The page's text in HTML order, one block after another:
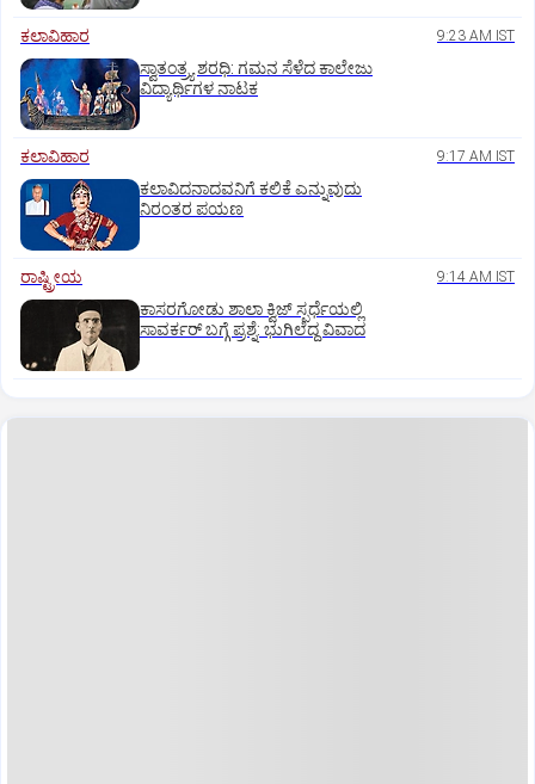
ಕಲಾವಿಹಾರ 9:23 AM IST
ಸ್ವಾತಂತ್ರ್ಯ ಶರಧಿ: ಗಮನ ಸೆಳೆದ ಕಾಲೇಜು
ವಿದ್ಯಾರ್ಥಿಗಳ ನಾಟಕ
ಕಲಾವಿಹಾರ 9:17 AM IST
ಕಲಾವಿದನಾದವನಿಗೆ ಕಲಿಕೆ ಎನ್ನುವುದು
ನಿರಂತರ ಪಯಣ
ರಾಷ್ಟ್ರೀಯ 9:14 AM IST
ಕಾಸರಗೋಡು ಶಾಲಾ ಕ್ವಿಜ್‌ ಸ್ಪರ್ಧೆಯಲ್ಲಿ
ಸಾವರ್ಕರ್‌ ಬಗ್ಗೆ ಪ್ರಶ್ನೆ: ಭುಗಿಲೆದ್ದ ವಿವಾದ